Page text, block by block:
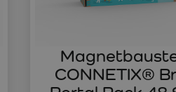
CONNETIX®